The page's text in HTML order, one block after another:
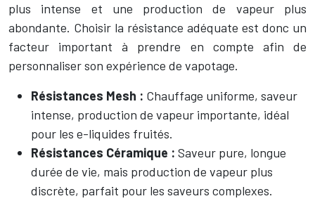
plus intense et une production de vapeur plus
abondante. Choisir la résistance adéquate est donc un
facteur important à prendre en compte afin de
personnaliser son expérience de vapotage.
Résistances Mesh : Chauffage uniforme, saveur
intense, production de vapeur importante, idéal
pour les e-liquides fruités.
Résistances Céramique : Saveur pure, longue
durée de vie, mais production de vapeur plus
discrète, parfait pour les saveurs complexes.